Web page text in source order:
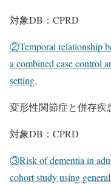
対象DB：CPRD
②Temporal relationship
a combined case control
setting.
変形性関節症と併存疾
対象DB：CPRD
③Risk of dementia in
cohort study using